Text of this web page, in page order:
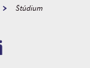
Štúdium